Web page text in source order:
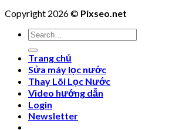
Copyright 2026 © Pixseo.net
Search
for:
Trang chủ
Sửa máy lọc nước
Thay Lõi Lọc Nước
Video hướng dẫn
Login
Newsletter